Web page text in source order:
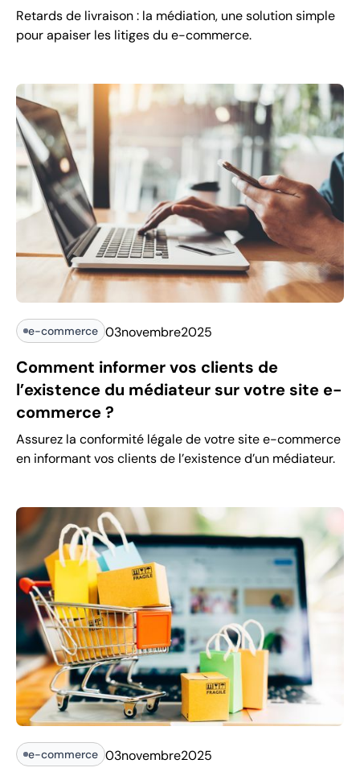
Retards de livraison : la médiation, une solution simple
pour apaiser les litiges du e-commerce.
e-commerce 03novembre2025
Comment informer vos clients de
l’existence du médiateur sur votre site e-
commerce ?
Assurez la conformité légale de votre site e-commerce
en informant vos clients de l’existence d’un médiateur.
e-commerce 03novembre2025